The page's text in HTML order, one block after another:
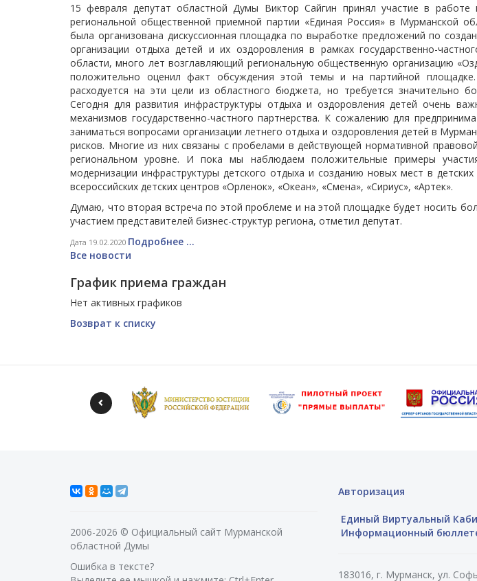
15 февраля депутат областной Думы Виктор Сайгин принял участие в
региональной общественной приемной партии «Единая Россия» в Мурманской
была организована дискуссионная площадка по выработке предложений по
организации отдыха детей и их оздоровления в рамках государственно-
области, много лет возглавляющий региональную общественную организацию
положительно оценил факт обсуждения этой темы и на партийной
расходуется на эти цели из областного бюджета, но требуется значительно
Сегодня для развития инфраструктуры отдыха и оздоровления детей очень
механизмов государственно-частного партнерства. К сожалению для
заниматься вопросами организации летнего отдыха и оздоровления детей в
рисков. Многие из них связаны с пробелами в действующей нормативной
региональном уровне. И пока мы наблюдаем положительные примеры
модернизации инфраструктуры детского отдыха и созданию новых мест в
всероссийских детских центров «Орленок», «Океан», «Смена», «Сириус», «Артек».
Думаю, что вторая встреча по этой проблеме и на этой площадке будет носить
участием представителей бизнес-структур региона, отметил депутат.
Дата 19.02.2020 Подробнее ...
Все новости
График приема граждан
Нет активных графиков
Возврат к списку
2006-2026 © Официальный сайт Мурманской
областной Думы
Ошибка в тексте?
Авторизация
Единый Виртуальный
Информационный
183016, г. Мурманск, ул.